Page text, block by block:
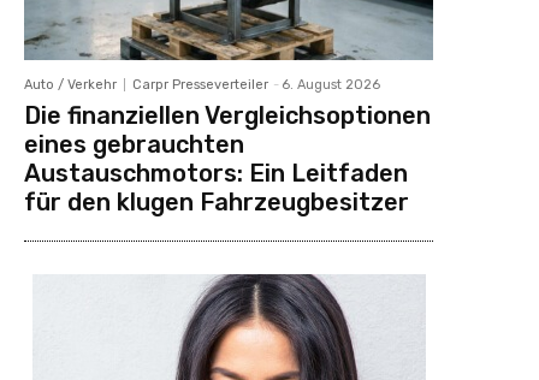
Auto / Verkehr Carpr Presseverteiler - 6. August 2026
Die finanziellen Vergleichsoptionen
eines gebrauchten
Austauschmotors: Ein Leitfaden
für den klugen Fahrzeugbesitzer